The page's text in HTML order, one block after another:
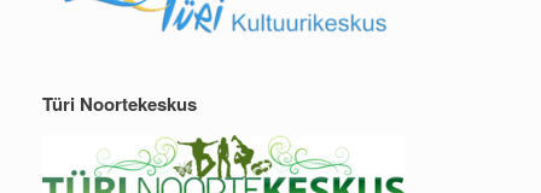
Türi Noortekeskus